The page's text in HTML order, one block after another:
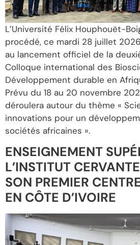
L’Université Félix Houphouët-
procédé, ce mardi 28 juillet
au lancement officiel de la
Colloque international des
Développement durable en
Prévu du 18 au 20 novembre
déroulera autour du thème «
innovations pour un
sociétés africaines ».
ENSEIGNEMENT
L’INSTITUT
SON PREMIER
EN CÔTE D’IVOIRE